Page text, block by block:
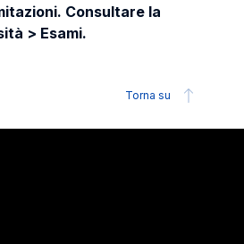
Consultare la
> Esami.
Torna su